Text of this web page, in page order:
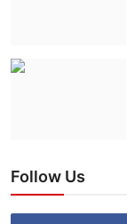
Follow Us